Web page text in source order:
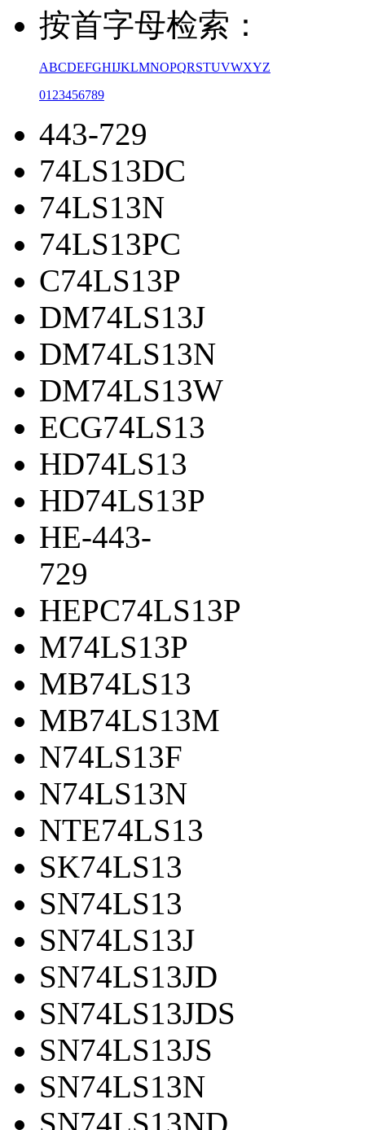
按首字母检索：
ABCDEFGHIJKLMNOPQRSTUVWXYZ
01 23456789
443-729
74LS13DC
74LS13N
74LS13PC
C74LS13P
DM74LS13J
DM74LS13N
DM74LS13W
ECG74LS13
HD74LS13
HD74LS13P
HE-443-
729
HEPC74LS13P
M74LS13P
MB74LS13
MB74LS13M
N74LS13F
N74LS13N
NTE74LS13
SK74LS13
SN74LS13
SN74LS13J
SN74LS13JD
SN74LS13JDS
SN74LS13JS
SN74LS13N